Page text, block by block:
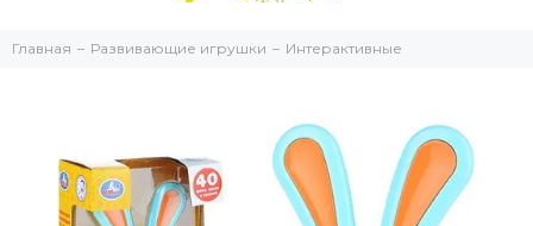
Главная Развивающие игрушки Интерактивные